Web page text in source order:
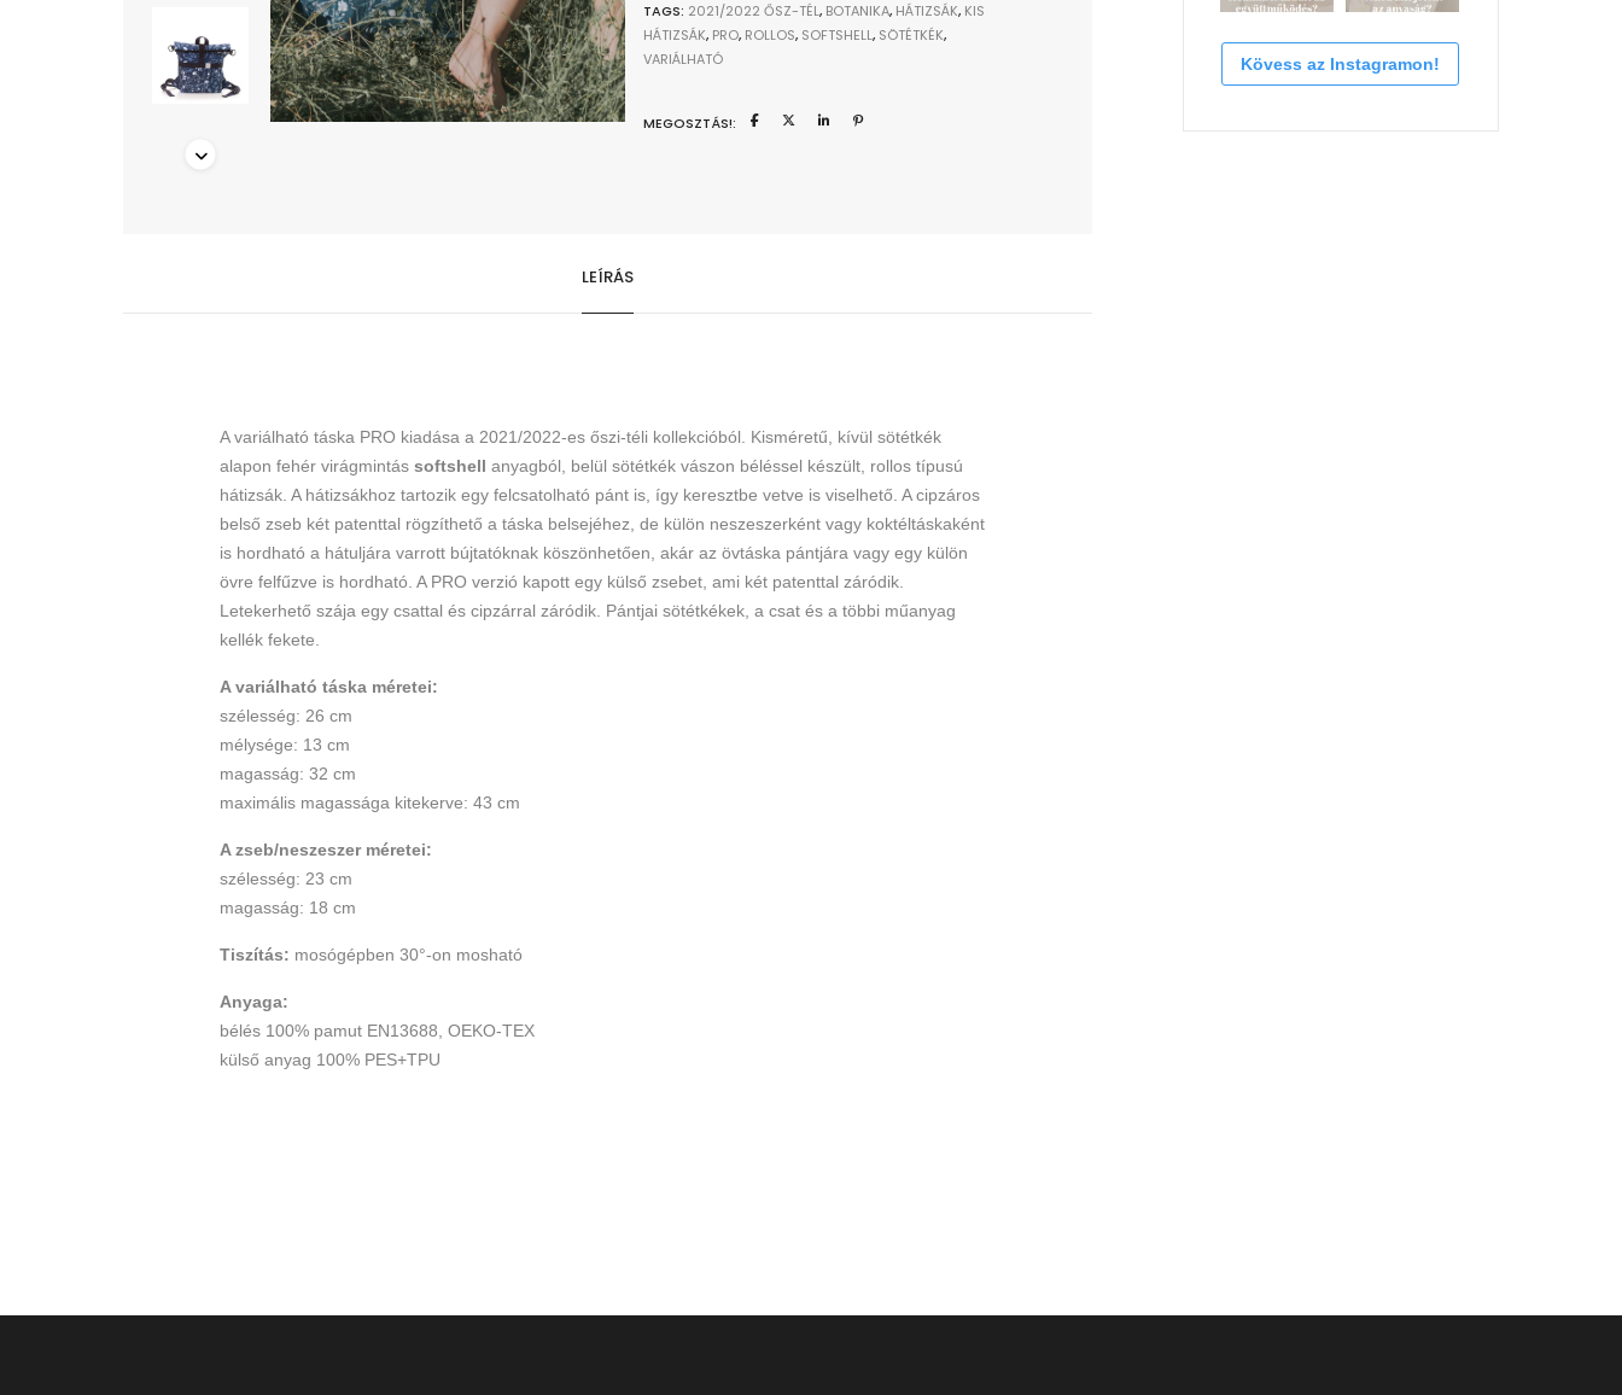
TAGS: 2021/2022 ŐSZ-TÉL, BOTANIKA, HÁTIZSÁK, KIS
HÁTIZSÁK, PRO, ROLLOS, SOFTSHELL, SÖTÉTKÉK,
VARIÁLHATÓ
MEGOSZTÁS!:
LEÍRÁS
A variálható táska PRO kiadása a 2021/2022-es őszi-téli kollekcióból. Kisméretű, kívül sötétkék
alapon fehér virágmintássoftshell anyagból, belül sötétkék vászon béléssel készült, rollos típusú
hátizsák. A hátizsákhoz tartozik egy felcsatolható pánt is, így keresztbe vetve is viselhető. A cipzáros
belső zseb két patenttal rögzíthető a táska belsejéhez, de külön neszeszerként vagy koktéltáskaként
is hordható a hátuljára varrott bújtatóknak köszönhetően, akár az övtáska pántjára vagy egy külön
övre felfűzve is hordható. A PRO verzió kapott egy külső zsebet, ami két patenttal záródik.
Letekerhető szája egy csattal és cipzárral záródik. Pántjai sötétkékek, a csat és a többi műanyag
kellék fekete.
A variálható táska méretei:
szélesség: 26 cm
mélysége: 13 cm
magasság: 32 cm
maximális magassága kitekerve: 43 cm
A zseb/neszeszer méretei:
szélesség: 23 cm
magasság: 18 cm
Tiszítás: mosógépben 30°-on mosható
Anyaga:
bélés 100% pamut EN13688, OEKO-TEX
külső anyag 100% PES+TPU
Kövess az Instagramon!